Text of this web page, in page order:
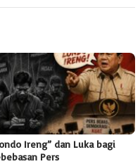
Ireng” dan Luka bagi
Pers